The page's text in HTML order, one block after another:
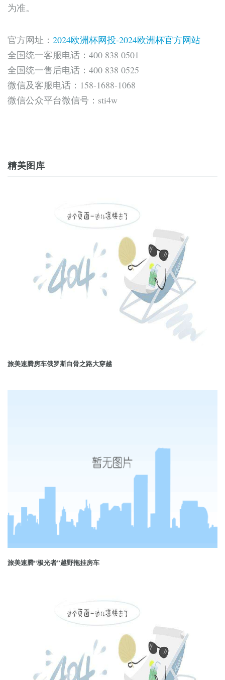
为准。
官方网址： 2024欧洲杯网投-2024欧洲杯官方网站
全国统一客服电话：400 838 0501
全国统一售后电话：400 838 0525
微信及客服电话：158-1688-1068
微信公众平台微信号：sti4w
精美图库
旅美速腾房车俄罗斯白骨之路大穿越
旅美速腾“极光者”越野拖挂房车